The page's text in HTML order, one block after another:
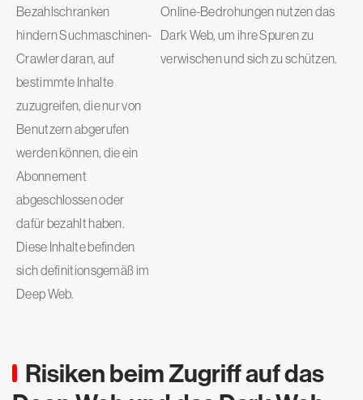
Bezahlschranken
hindern Suchmaschinen-
Crawler daran, auf
bestimmte Inhalte
zuzugreifen, die nur von
Benutzern abgerufen
werden können, die ein
Abonnement
abgeschlossen oder
dafür bezahlt haben.
Diese Inhalte befinden
sich definitionsgemäß im
Deep Web.
Online-Bedrohungen nutzen das
Dark Web, um ihre Spuren zu
verwischen und sich zu schützen.
Risiken beim Zugriff auf das